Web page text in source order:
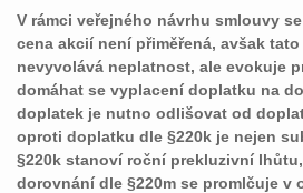
V rámci veřejného návrhu smlouvy
cena akcií není přiměřená, avšak
nevyvolává neplatnost, ale evokuje
domáhat se vyplacení doplatku na
doplatek je nutno odlišovat od
oproti doplatku dle §220k je nejen
§220k stanoví roční prekluzivní
dorovnání dle §220m se promlčuje v